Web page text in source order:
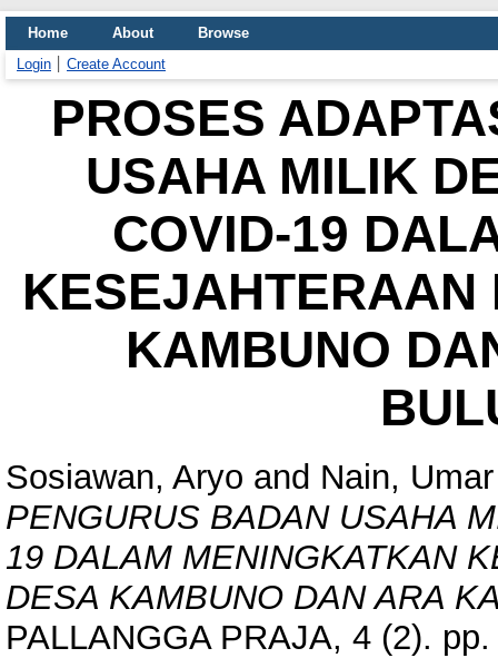
Home About
Browse
Login
Create Account
PROSES
USAHA MILIK
COVID-19
KESEJAHTERAAN
KAMBUNO
Sosiawan, Aryo and Nain, Umar
PENGURUS BADAN USAHA
19 DALAM MENINGKATKAN
DESA KAMBUNO DAN ARA
PALLANGGA PRAJA, 4 (2).